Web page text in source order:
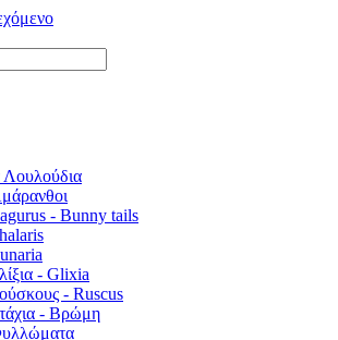
- Bunny tails
- Glixia
- Ruscus
- Βρώμη